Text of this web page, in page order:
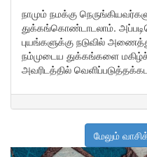
நாமும் நமக்கு
துக்கங்கொண்டாடலாம்.
புயங்களுக்கு நடுவில்
நம்முடைய துக்கங்களை
அவரிடத்தில்
மேலும்